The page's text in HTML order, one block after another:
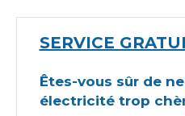
SERVICE
Êtes-vous sûr de
électricité trop